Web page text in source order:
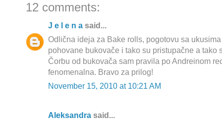
12 comments:
J e l e n a said...
Odlična ideja za Bake rolls, pogotovu sa
pohovane bukovače i tako su pristupačne a tako
Čorbu od bukovača sam pravila po Andreinom
fenomenalna. Bravo za prilog!
November 15, 2010 at 10:21 AM
Aleksandra said...